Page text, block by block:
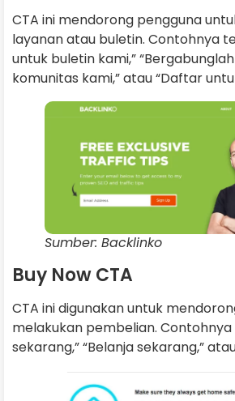
CTA ini mendorong pengguna
layanan atau buletin. Contohnya
untuk buletin kami,”
komunitas kami,” atau “Daftar
Sumber: Backlinko
Buy Now CTA
CTA ini digunakan untuk
melakukan pembelian. Contohnya
sekarang,” “Belanja sekarang,”